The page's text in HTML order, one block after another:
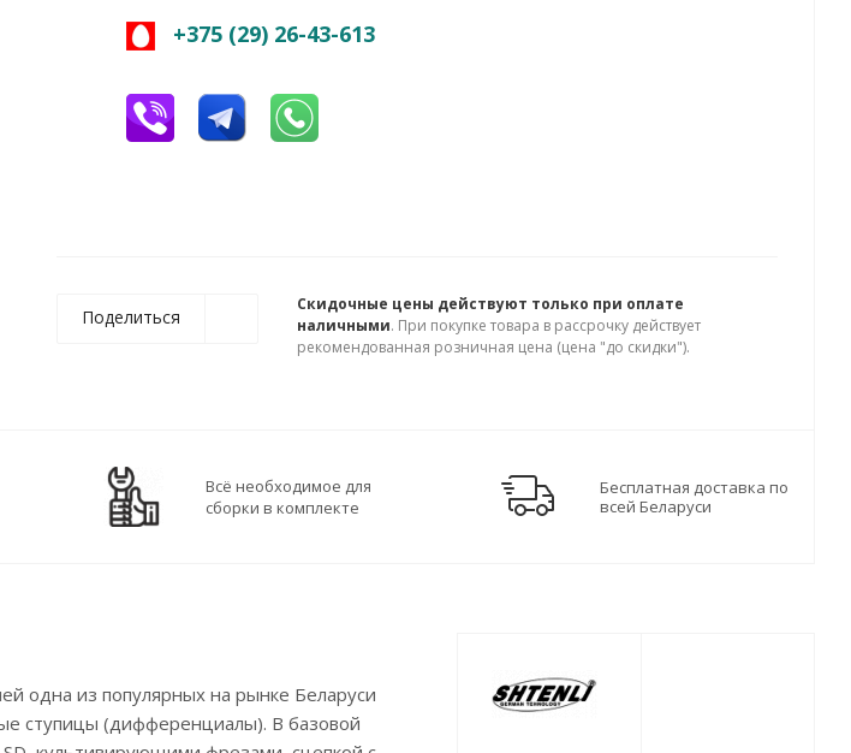
+375 (29) 26-43-613
Поделиться
Скидочные цены действуют только при оплате
наличными. При покупке товара в рассрочку действует
рекомендованная розничная цена (цена "до скидки").
Всё необходимое для
сборки в комплекте
Бесплатная доставка по
всей Беларуси
одна из популярных на рынке Беларуси
ступицы (дифференциалы). В базовой